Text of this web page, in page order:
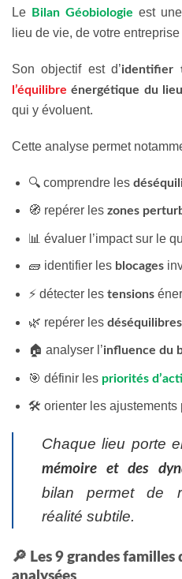
Le Bilan Géobiologie est
lieu de vie, de votre
Son objectif est d’identifier
l’équilibre énergétique du lieu
qui y évoluent.
Cette analyse permet
🔍 comprendre les
🧭 repérer les zones
📊 évaluer l’impact sur le
🧱 identifier les blocages
⚡ détecter les tensions
🌿 repérer les
🏠 analyser l’influence du
🎯 définir les priorités
🛠️ orienter les ajustements
Chaque lieu porte
mémoire et des
bilan permet de
réalité subtile.
🔎 Les 9 grandes